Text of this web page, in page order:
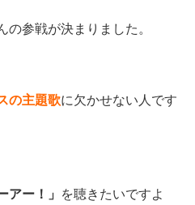
参戦が決まりました。
の主題歌に欠かせない人です
アー！」
を聴きたいですよ